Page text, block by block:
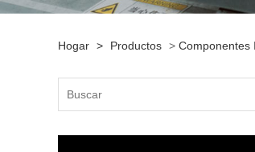
Hogar > Productos > Componentes